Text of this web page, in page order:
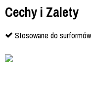
Cechy i Zalety
Stosowane do